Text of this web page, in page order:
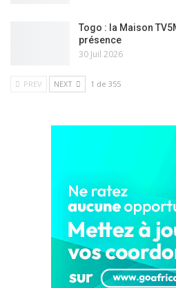
Togo : la Maison
présence
30 Juil 2026
PREV NEXT 1 de 355